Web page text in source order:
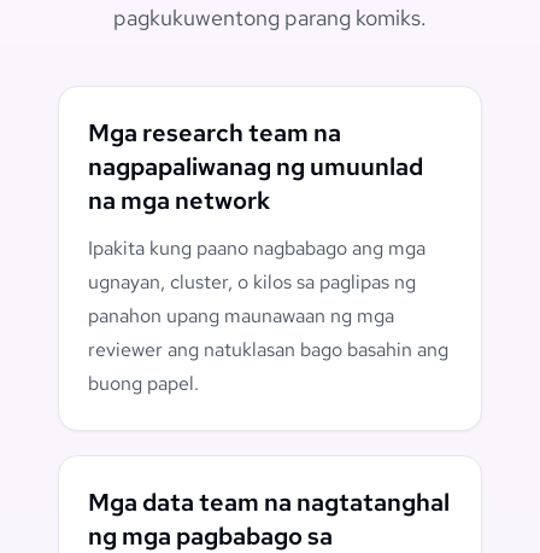
pagkukuwentong parang komiks.
Mga research team na
nagpapaliwanag ng umuunlad
na mga network
Ipakita kung paano nagbabago ang mga
ugnayan, cluster, o kilos sa paglipas ng
panahon upang maunawaan ng mga
reviewer ang natuklasan bago basahin ang
buong papel.
Mga data team na nagtatanghal
ng mga pagbabago sa